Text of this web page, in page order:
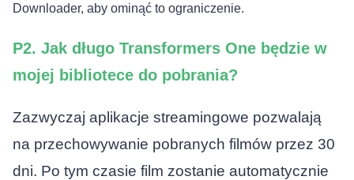
Downloader, aby ominąć to ograniczenie.
P2. Jak długo Transformers One będzie w
mojej bibliotece do pobrania?
Zazwyczaj aplikacje streamingowe pozwalają
na przechowywanie pobranych filmów przez 30
dni. Po tym czasie film zostanie automatycznie